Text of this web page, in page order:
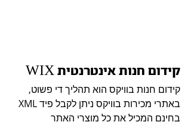
קידום חנות אינטרנטית WIX
קידום חנות בוויקס הוא תהליך די פשוט,
בחינם המכיל את כל מוצרי האתר